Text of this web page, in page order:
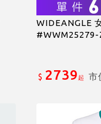
WIDEANGLE
#WWM25279-
$ 2739起 市